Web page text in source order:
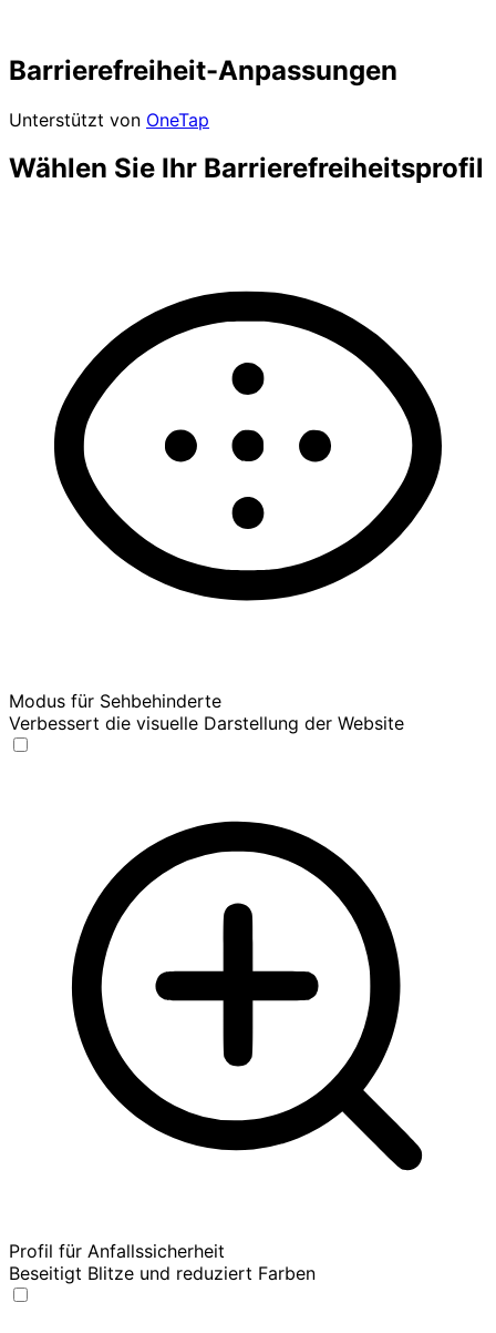
Barrierefreiheit-Anpassungen
Unterstützt von OneTap
Wählen Sie Ihr Barrierefreiheitsprofil
Modus für Sehbehinderte
Verbessert die visuelle Darstellung der Website
Profil für Anfallssicherheit
Beseitigt Blitze und reduziert Farben